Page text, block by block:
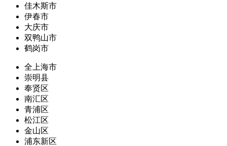
佳木斯市
伊春市
大庆市
双鸭山市
鹤岗市
全上海市
崇明县
奉贤区
南汇区
青浦区
松江区
金山区
浦东新区